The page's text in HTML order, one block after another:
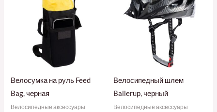
Велосумка на руль Feed
Bag, черная
Велосипедные аксессуары
Велосипедный шлем
Ballerup, черный
Велосипедные аксессуары